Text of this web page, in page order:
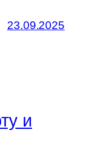
23.09.2025
и